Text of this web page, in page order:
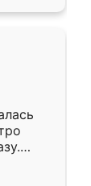
из
к